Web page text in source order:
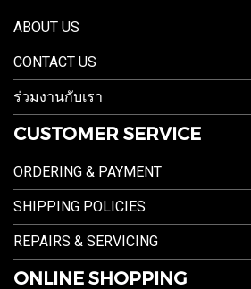
ABOUT US
CONTACT US
ร่วมงานกับเรา
CUSTOMER SERVICE
ORDERING & PAYMENT
SHIPPING POLICIES
REPAIRS & SERVICING
ONLINE SHOPPING